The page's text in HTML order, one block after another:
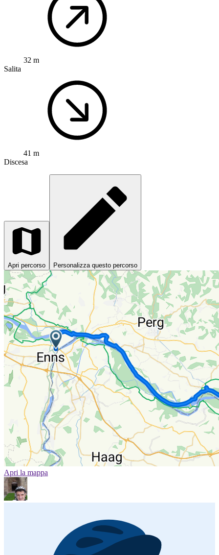
32 m
Salita
41 m
Discesa
Apri percorso Personalizza questo percorso
Apri la mappa